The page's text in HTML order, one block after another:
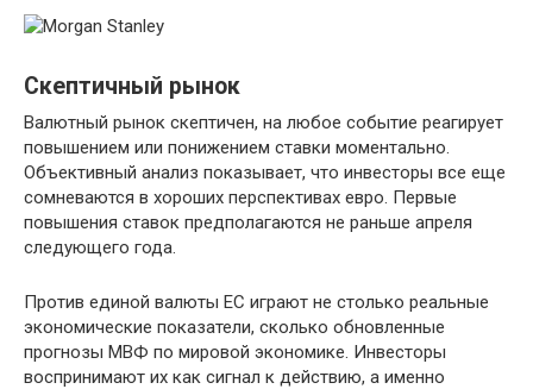
Скептичный рынок
Валютный рынок скептичен, на любое событие реагирует
повышением или понижением ставки моментально.
Объективный анализ показывает, что инвесторы все еще
сомневаются в хороших перспективах евро. Первые
повышения ставок предполагаются не раньше апреля
следующего года.
Против единой валюты ЕС играют не столько реальные
экономические показатели, сколько обновленные
прогнозы МВФ по мировой экономике. Инвесторы
воспринимают их как сигнал к действию, а именно